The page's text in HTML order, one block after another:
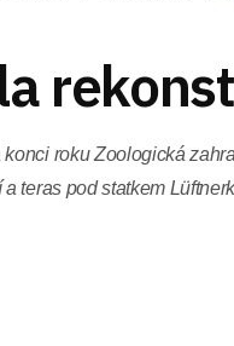
roku Zoologická
teras pod statkem